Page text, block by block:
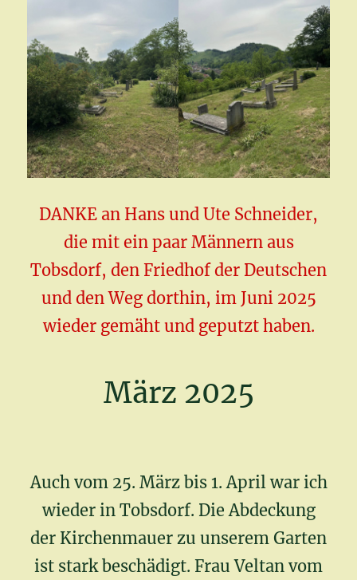
DANKE an Hans und Ute Schneider,
die mit ein paar Männern aus
Tobsdorf, den Friedhof der Deutschen
und den Weg dorthin, im Juni 2025
wieder gemäht und geputzt haben.
März 2025
Auch vom 25. März bis 1. April war ich
wieder in Tobsdorf. Die Abdeckung
der Kirchenmauer zu unserem Garten
ist stark beschädigt. Frau Veltan vom